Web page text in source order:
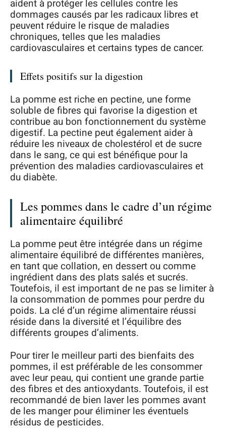
aident à protéger les cellules contre les
dommages causés par les radicaux libres et
peuvent réduire le risque de maladies
chroniques, telles que les maladies
cardiovasculaires et certains types de cancer.
Effets positifs sur la digestion
La pomme est riche en pectine, une forme
soluble de fibres qui favorise la digestion et
contribue au bon fonctionnement du système
digestif. La pectine peut également aider à
réduire les niveaux de cholestérol et de sucre
dans le sang, ce qui est bénéfique pour la
prévention des maladies cardiovasculaires et
du diabète.
Les pommes dans le cadre d’un régime
alimentaire équilibré
La pomme peut être intégrée dans un régime
alimentaire équilibré de différentes manières,
en tant que collation, en dessert ou comme
ingrédient dans des plats salés et sucrés.
Toutefois, il est important de ne pas se limiter à
la consommation de pommes pour perdre du
poids. La clé d’un régime alimentaire réussi
réside dans la diversité et l’équilibre des
différents groupes d’aliments.
Pour tirer le meilleur parti des bienfaits des
pommes, il est préférable de les consommer
avec leur peau, qui contient une grande partie
des fibres et des antioxydants. Toutefois, il est
recommandé de bien laver les pommes avant
de les manger pour éliminer les éventuels
résidus de pesticides.